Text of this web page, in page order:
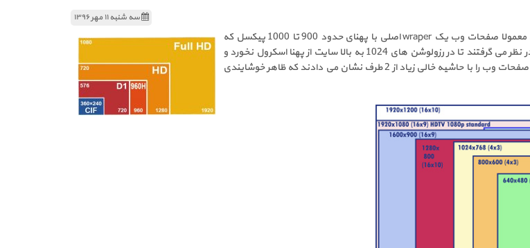
سه شنبه ۱۱ مهر ۱۳۹۶
داشت. معمولا صفحات وب یک wraper اصلی با پهنای حدود 900 تا 1000 پیکسل که
بقیه تگ ها و اجزای صفحه داخل آن قرار می گرفت. به این جهت حدود 1000 پیکس در نظر می گرفتند تا در رزولوشن های 1024 به بالا سایت از پهنا اسکرول نخورد و
مناسب دیده شود. یعنی کف رزولوشن را 1024 px در نظر می گرفتند. مانیتورهای واید صفحات وب را با حاشیه خالی زیاد از 2 طرف نشان می دادند که ظاهر خوشایندی